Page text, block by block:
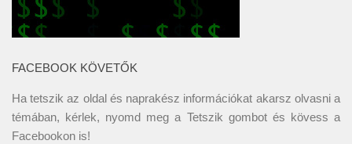
FACEBOOK KÖVETŐK
Ha tetszik az oldal és naprakész információkat akarsz olvasni a
témában, kérlek, nyomd meg a Tetszik gombot és kövess a
Facebookon is!